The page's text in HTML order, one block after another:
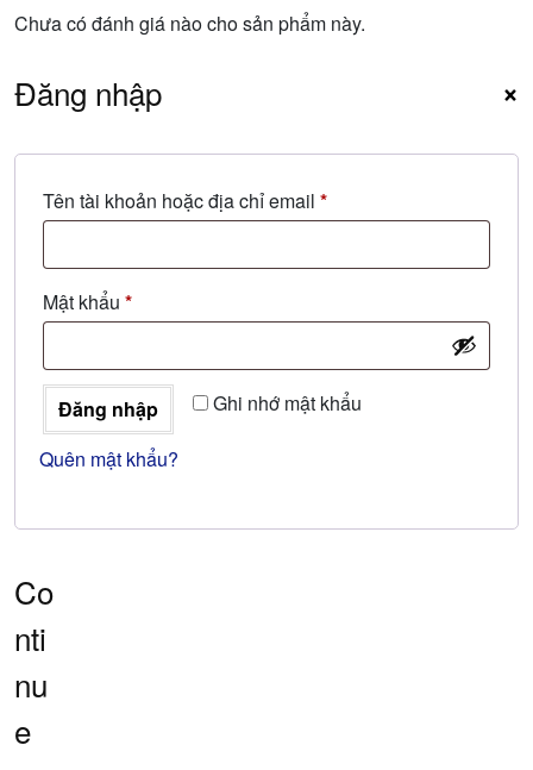
Chưa có đánh giá nào cho sản phẩm này.
×
Đăng nhập
Tên tài khoản hoặc địa chỉ email *Bắt
Mật khẩu *Bắt
Ghi nhớ mật khẩu
Đăng nhập
Quên mật khẩu?
Co
nti
nu
e